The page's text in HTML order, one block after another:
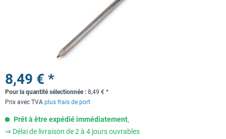
8,49 € *
Pour la quantité sélectionnée : 8,49 € *
Prix avec TVA plus frais de port
Prêt à être expédié immédiatement,
⇒ Délai de livraison de 2 à 4 jours ouvrables